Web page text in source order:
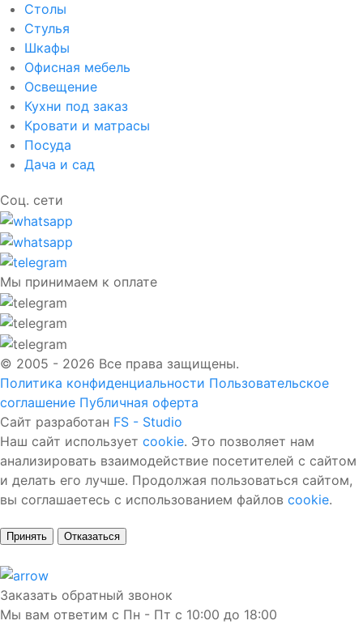
Столы
Стулья
Шкафы
Офисная мебель
Освещение
Кухни под заказ
Кровати и матрасы
Посуда
Дача и сад
Соц. сети
Мы принимаем к оплате
© 2005 - 2026 Все права защищены.
Политика конфиденциальности Пользовательское
соглашение Публичная оферта
Сайт разработан FS - Studio
Наш сайт использует cookie. Это позволяет нам
анализировать взаимодействие посетителей с сайтом
и делать его лучше. Продолжая пользоваться сайтом,
вы соглашаетесь с использованием файлов cookie.
Принять Отказаться
Заказать обратный звонок
Мы вам ответим с Пн - Пт с 10:00 до 18:00